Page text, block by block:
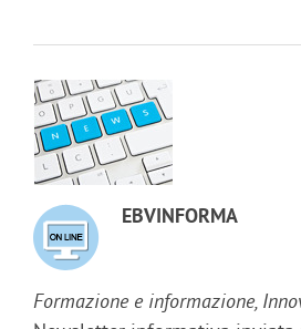
EBVINFORMA
Formazione e informazione,